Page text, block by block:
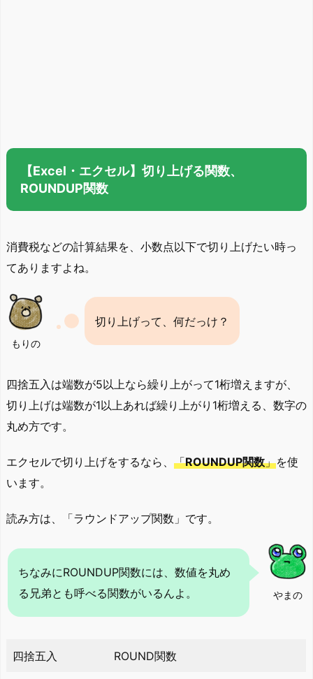
【Excel・エクセル】切り上げる関数、
ROUNDUP関数
消費税などの計算結果を、小数点以下で切り上げたい時っ
てありますよね。
もりの
切り上げって、何だっけ？
四捨五入は端数が5以上なら繰り上がって1桁増えますが、
切り上げは端数が1以上あれば繰り上がり1桁増える、数字の
丸め方です。
エクセルで切り上げをするなら、 「ROUNDUP関数」を使
います。
読み方は、「ラウンドアップ関数」です。
やまの
ちなみにROUNDUP関数には、数値を丸め
る兄弟とも呼べる関数がいるんよ。
四捨五入 ROUND関数